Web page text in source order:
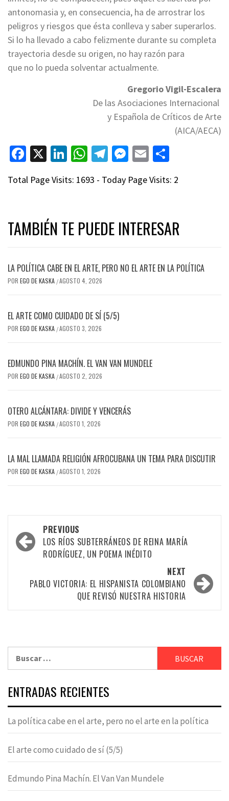
antonomasia y, en consecuencia, ha de arrostrar los
peligros y riesgos que ésta conlleva y saber superarlos.
Si lo ha llevado a cabo felizmente durante su completa
trayectoria desde su origen, no hay razón para
que no lo pueda solventar actualmente.
Gregorio Vigil-Escalera
De las Asociaciones Internacional
y Española de Críticos de Arte
(AICA/AECA)
Facebook
X LinkedIn
WhatsApp
Telegram
Messenger
Email
Total Page Visits: 1693 - Today Page Visits: 2
TAMBIÉN TE PUEDE INTERESAR
LA POLÍTICA CABE EN EL ARTE, PERO NO EL ARTE EN LA POLÍTICA
POR EGO DE KASKA /AGOSTO 4, 2026
EL ARTE COMO CUIDADO DE SÍ (5/5)
POR EGO DE KASKA /AGOSTO 3, 2026
EDMUNDO PINA MACHÍN. EL VAN VAN MUNDELE
POR EGO DE KASKA /AGOSTO 2, 2026
OTERO ALCÁNTARA: DIVIDE Y VENCERÁS
POR EGO DE KASKA /AGOSTO 1, 2026
LA MAL LLAMADA RELIGIÓN AFROCUBANA UN TEMA PARA DISCUTIR
POR EGO DE KASKA /AGOSTO 1, 2026
Post
navigation
PREVIOUS
LOS RÍOS SUBTERRÁNEOS DE REINA MARÍA
RODRÍGUEZ, UN POEMA INÉDITO
NEXT
PABLO VICTORIA: EL HISPANISTA COLOMBIANO
QUE REVISÓ NUESTRA HISTORIA
ENTRADAS RECIENTES
La política cabe en el arte, pero no el arte en la política
El arte como cuidado de sí (5/5)
Edmundo Pina Machín. El Van Van Mundele